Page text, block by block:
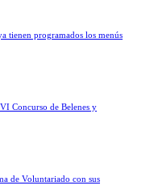
tienen programados los menús
Concurso de Belenes y
de Voluntariado con sus